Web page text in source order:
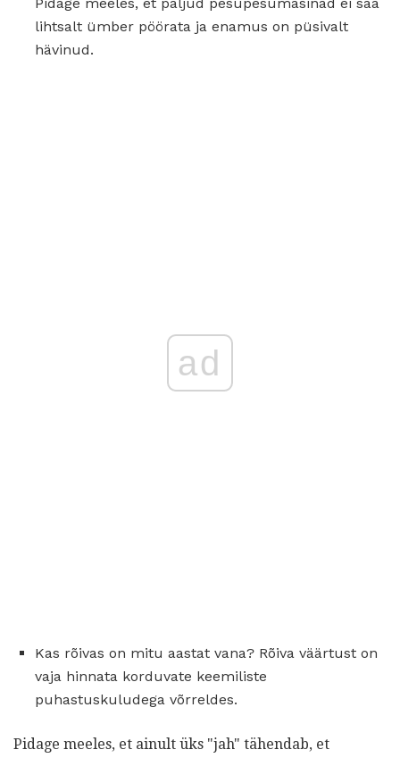
Pidage meeles, et paljud pesupesumasinad ei saa
lihtsalt ümber pöörata ja enamus on püsivalt
hävinud.
ad
Kas rõivas on mitu aastat vana? Rõiva väärtust on
vaja hinnata korduvate keemiliste
puhastuskuludega võrreldes.
Pidage meeles, et ainult üks "jah" tähendab, et